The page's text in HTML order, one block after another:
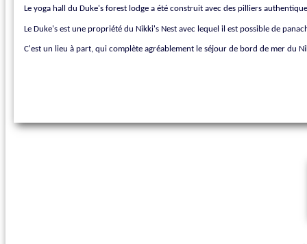
Le yoga hall du Duke's forest lodge a été construit avec des pilliers
Le Duke's est une propriété du Nikki's Nest avec lequel il est possible de
C'est un lieu à part, qui complète agréablement le séjour de bord de mer du